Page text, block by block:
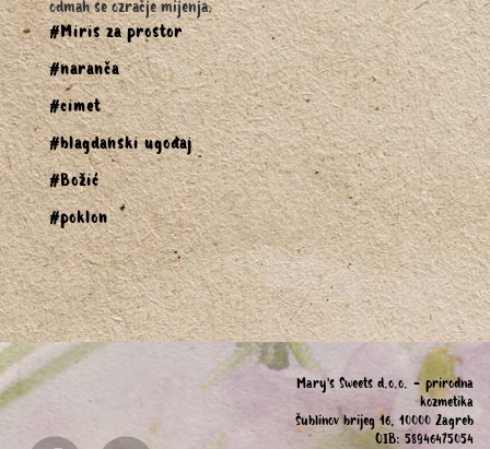
odmah se ozračje mijenja.
#Miris za prostor
#naranča
#cimet
#blagdanski ugođaj
#Božić
#poklon
Mary's Sweets d.o.o. - prirodna
kozmetika
Šublinov brijeg 16, 10000 Zagreb
OIB: 58946475054